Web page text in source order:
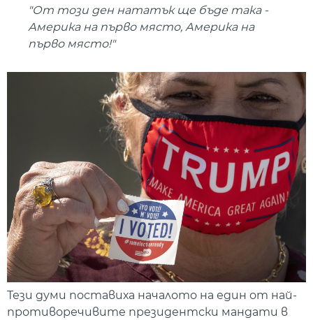
"От този ден нататък ще бъде така -
Америка на първо място, Америка на
първо място!"
Тези думи поставиха началото на един от най-
противоречивите президентски мандати в